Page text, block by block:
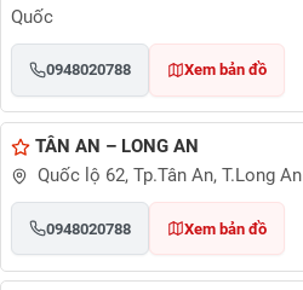
Quốc
0948020788 Xem bản đồ
TÂN AN – LONG AN
Quốc lộ 62, Tp.Tân An, T.Long An
0948020788 Xem bản đồ